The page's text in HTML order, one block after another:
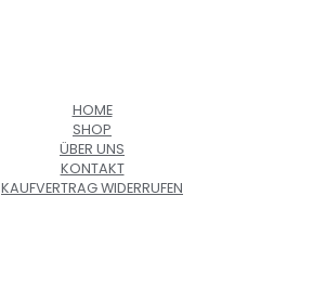
HOME
SHOP
ÜBER UNS
KONTAKT
KAUFVERTRAG WIDERRUFEN